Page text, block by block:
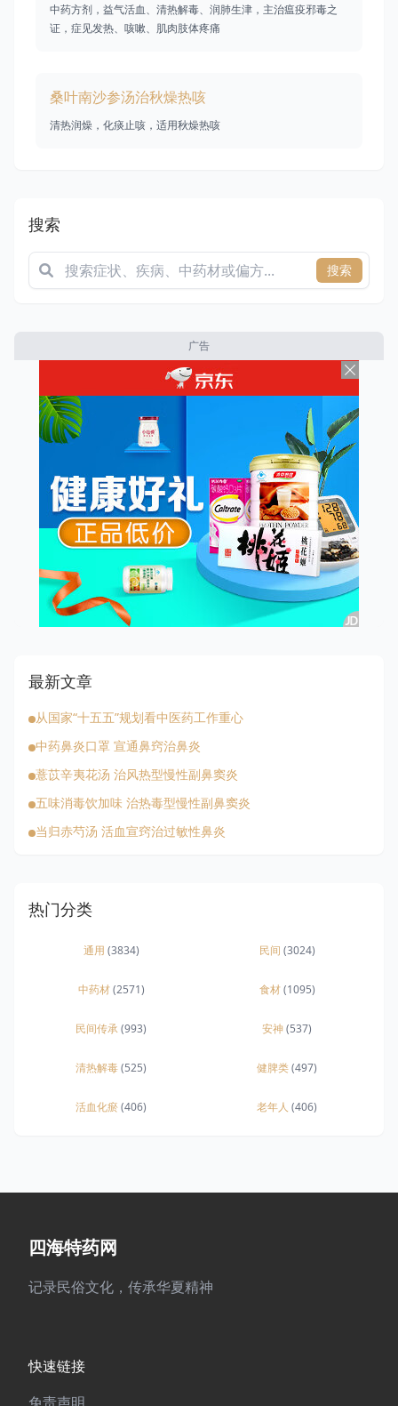
中药方剂，益气活血、清热解毒、润肺生津，主治瘟疫邪毒之
证，症见发热、咳嗽、肌肉肢体疼痛
桑叶南沙参汤治秋燥热咳
清热润燥，化痰止咳，适用秋燥热咳
搜索
搜索
广告
最新文章
从国家“十五五”规划看中医药工作重心
中药鼻炎口罩 宣通鼻窍治鼻炎
薏苡辛夷花汤 治风热型慢性副鼻窦炎
五味消毒饮加味 治热毒型慢性副鼻窦炎
当归赤芍汤 活血宣窍治过敏性鼻炎
热门分类
通用 (3834) 民间 (3024)
中药材(2571) 食材(1095)
民间传承(993) 安神(537)
清热解毒(525) 健脾类(497)
活血化瘀(406) 老年人 (406)
四海特药网
记录民俗文化，传承华夏精神
快速链接